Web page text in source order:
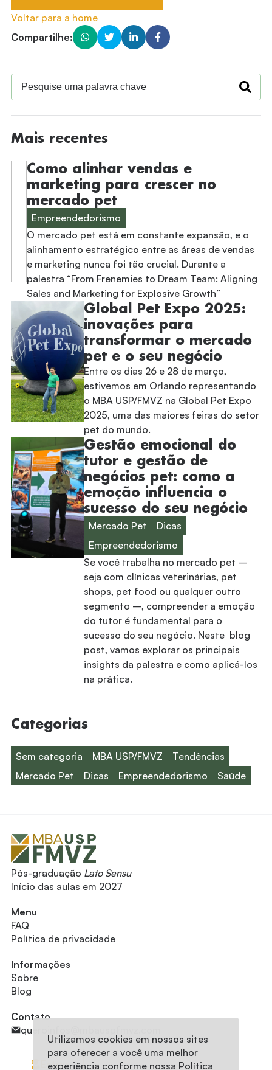
Utilizamos cookies em nossos sites
para oferecer a você uma melhor
experiência conforme nossa Política
Voltar para a home
Compartilhe:
Mais recentes
Como alinhar vendas e
marketing para crescer no
mercado pet
Empreendedorismo
O mercado pet está em constante expansão, e o
alinhamento estratégico entre as áreas de vendas
e marketing nunca foi tão crucial. Durante a
palestra “From Frenemies to Dream Team: Aligning
Sales and Marketing for Explosive Growth”
Global Pet Expo 2025:
inovações para
transformar o mercado
pet e o seu negócio
Entre os dias 26 e 28 de março,
estivemos em Orlando representando
o MBA USP/FMVZ na Global Pet Expo
2025, uma das maiores feiras do setor
pet do mundo.
Gestão emocional do
tutor e gestão de
negócios pet: como a
emoção influencia o
sucesso do seu negócio
Mercado Pet
Dicas
Empreendedorismo
Se você trabalha no mercado pet –
seja com clínicas veterinárias, pet
shops, pet food ou qualquer outro
segmento –, compreender a emoção
do tutor é fundamental para o
sucesso do seu negócio. Neste blog
post, vamos explorar os principais
insights da palestra e como aplicá-los
na prática.
Categorias
Sem categoria MBA USP/FMVZ
Tendências
Mercado Pet
Dicas Empreendedorismo Saúde
Pós-graduação Lato Sensu
Início das aulas em 2027
Menu
FAQ
Política de privacidade
Informações
Sobre
Blog
Contato
queroinfos@mbauspfmvz.com
Entrar